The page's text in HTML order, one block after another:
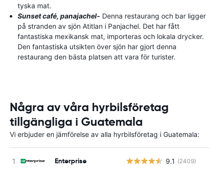
tyska mat.
Sunset café, panajachel- Denna restaurang och bar ligger
på stranden av sjön Atitlan i Panjachel. Det har fått
fantastiska mexikansk mat, importeras och lokala drycker.
Den fantastiska utsikten över sjön har gjort denna
restaurang den bästa platsen att vara för turister.
Några av våra hyrbilsföretag
tillgängliga i Guatemala
Vi erbjuder en jämförelse av alla hyrbilsföretag i Guatemala:
Enterprise 9.1 (2409)